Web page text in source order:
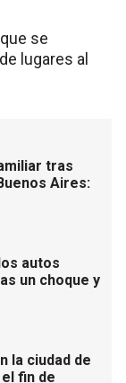
se
lugares al
tras
Aires:
autos
un choque y
la ciudad de
fin de